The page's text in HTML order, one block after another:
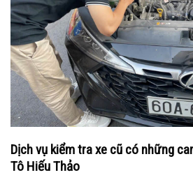
Dịch vụ kiểm tra xe cũ có những
Tô Hiếu Thảo